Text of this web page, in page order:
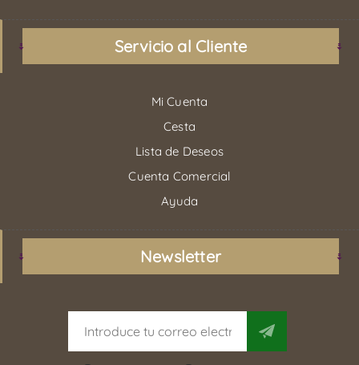
Servicio al Cliente
Mi Cuenta
Cesta
Lista de Deseos
Cuenta Comercial
Ayuda
Newsletter